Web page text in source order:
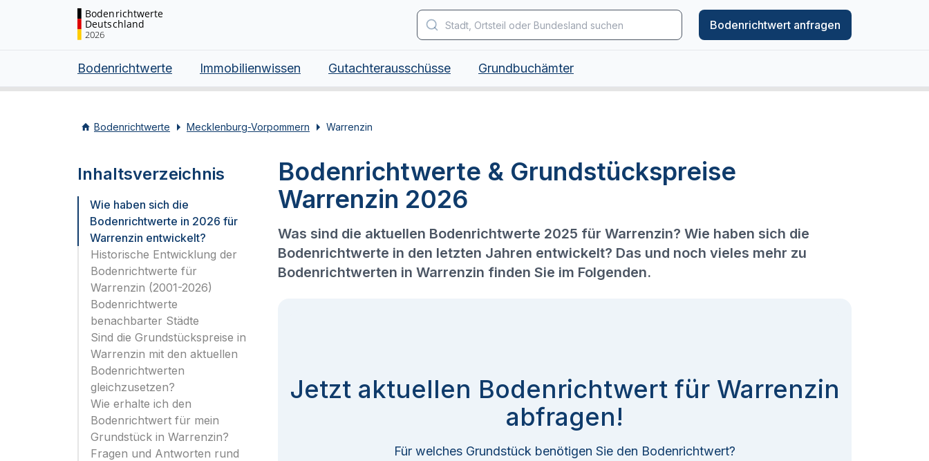
Bodenrichtwerte
Deutschland
2026
Bodenrichtwert anfragen
Bodenrichtwerte Immobilienwissen Gutachterausschüsse Grundbuchämter
Bodenrichtwerte Mecklenburg-Vorpommern Warrenzin
Inhaltsverzeichnis
Wie haben sich die
Bodenrichtwerte in 2026 für
Warrenzin entwickelt?
Historische Entwicklung der
Bodenrichtwerte für
Warrenzin (2001-2026)
Bodenrichtwerte
benachbarter Städte
Sind die Grundstückspreise in
Warrenzin mit den aktuellen
Bodenrichtwerten
gleichzusetzen?
Wie erhalte ich den
Bodenrichtwert für mein
Grundstück in Warrenzin?
Fragen und Antworten rund
Bodenrichtwerte & Grundstückspreise
Warrenzin 2026
Was sind die aktuellen Bodenrichtwerte 2025 für Warrenzin? Wie haben sich die
Bodenrichtwerte in den letzten Jahren entwickelt? Das und noch vieles mehr zu
Bodenrichtwerten in Warrenzin finden Sie im Folgenden.
Jetzt aktuellen Bodenrichtwert für Warrenzin
abfragen!
Für welches Grundstück benötigen Sie den Bodenrichtwert?